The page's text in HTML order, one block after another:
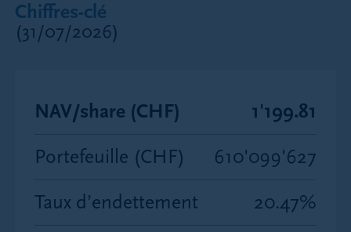
Chiffres-clé
(31/07/2026)
NAV/share (CHF) 1'199.81
Portefeuille (CHF) 610'099'627
Taux d’endettement 20.47%